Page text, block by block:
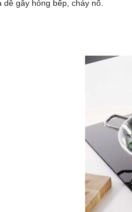
dễ gây hỏng bếp, cháy nổ.